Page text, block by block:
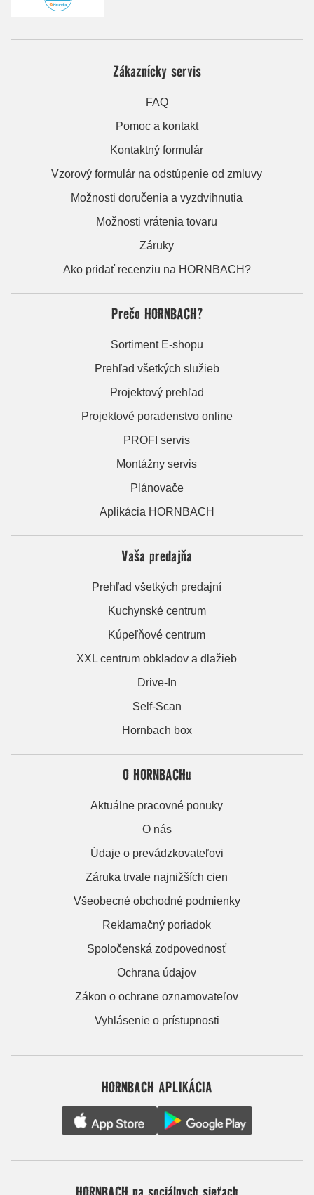
Zákaznícky servis
FAQ
Pomoc a kontakt
Kontaktný formulár
Vzorový formulár na odstúpenie od zmluvy
Možnosti doručenia a vyzdvihnutia
Možnosti vrátenia tovaru
Záruky
Ako pridať recenziu na HORNBACH?
Prečo HORNBACH?
Sortiment E-shopu
Prehľad všetkých služieb
Projektový prehľad
Projektové poradenstvo online
PROFI servis
Montážny servis
Plánovače
Aplikácia HORNBACH
Vaša predajňa
Prehľad všetkých predajní
Kuchynské centrum
Kúpeľňové centrum
XXL centrum obkladov a dlažieb
Drive-In
Self-Scan
Hornbach box
O HORNBACHu
Aktuálne pracovné ponuky
O nás
Údaje o prevádzkovateľovi
Záruka trvale najnižších cien
Všeobecné obchodné podmienky
Reklamačný poriadok
Spoločenská zodpovednosť
Ochrana údajov
Zákon o ochrane oznamovateľov
Vyhlásenie o prístupnosti
HORNBACH APLIKÁCIA